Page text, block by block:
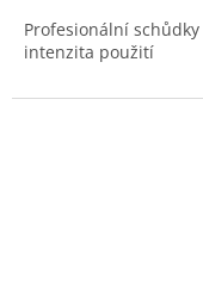
Profesionální schůdky
intenzita použití